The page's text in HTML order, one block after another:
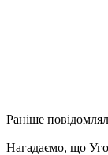
Раніше
Нагадаємо, що